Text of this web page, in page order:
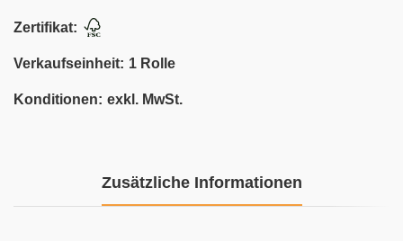
Zertifikat:
Verkaufseinheit: 1 Rolle
Konditionen: exkl. MwSt.
Zusätzliche Informationen